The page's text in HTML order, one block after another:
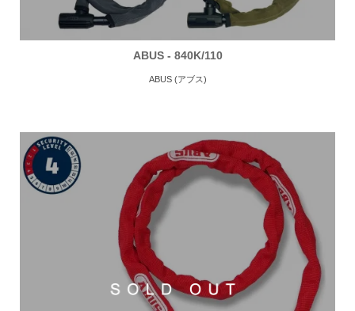
ABUS - 840K/110
ABUS (アブス)